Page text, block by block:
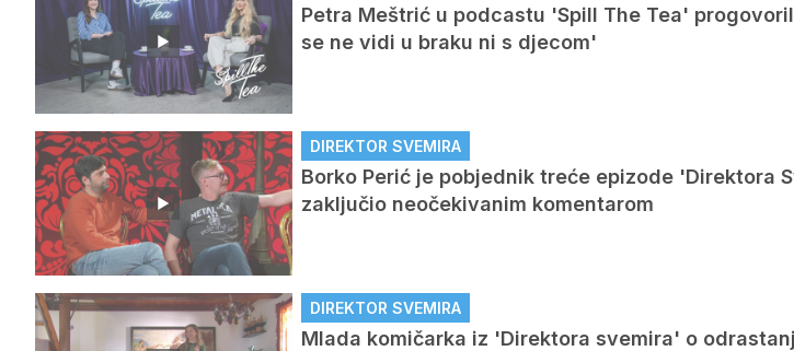
Petra Meštrić u podcastu 'Spill The Tea'
se ne vidi u braku ni s djecom'
DIREKTOR SVEMIRA
Borko Perić je pobjednik treće epizode 'Direktora
zaključio neočekivanim komentarom
DIREKTOR SVEMIRA
Mlada komičarka iz 'Direktora svemira' o